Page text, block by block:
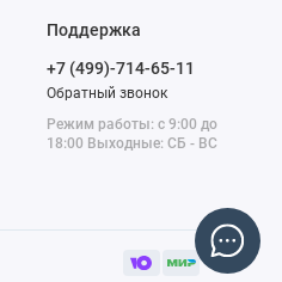
Поддержка
+7 (499)-714-65-11
Обратный звонок
Режим работы: с 9:00 до
18:00 Выходные: СБ - ВС